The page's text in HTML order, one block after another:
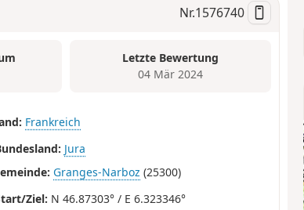
Nr.1576740
Letzte Bewertung
04 Mär 2024
Frankreich
Jura
Granges-Narboz (25300)
Ziel: N 46.87303° / E 6.323346°